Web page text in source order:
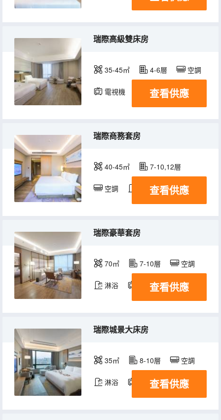
瑞際高級雙床房
35-45㎡ 4-6層 空調
電視機 查看供應
瑞際商務套房
40-45㎡ 7-10,12層
空調 淋浴 電視機
查看供應
瑞際豪華套房
70㎡ 7-10層 空調
淋浴 電視機
查看供應
瑞際城景大床房
35㎡ 8-10層 空調
淋浴 電視機
查看供應